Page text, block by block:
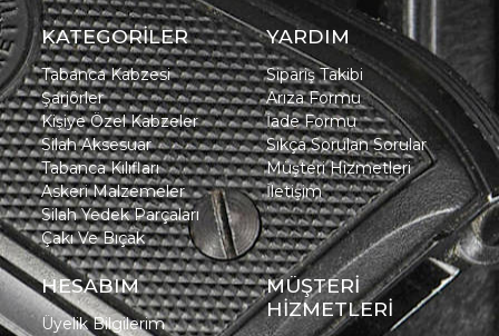
KATEGORİLER
Tabanca Kabzesi
Şarjörler
Kişiye Özel Kabzeler
Silah Aksesuar
Tabanca Kılıfları
Askeri Malzemeler
Silah Yedek Parçaları
Çakı Ve Bıçak
YARDIM
Sipariş Takibi
Arıza Formu
İade Formu
Sıkça Sorulan Sorular
Müşteri Hizmetleri
İletişim
HESABIM
Üyelik Bilgilerim
MÜŞTERİ
HİZMETLERİ